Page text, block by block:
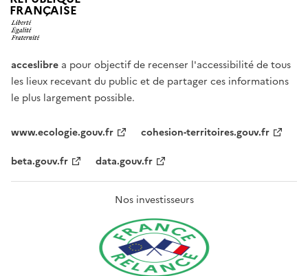
FRANÇAISE
acceslibre a pour objectif de recenser l'accessibilité de tous
les lieux recevant du public et de partager ces informations
le plus largement possible.
www.ecologie.gouv.fr
cohesion-territoires.gouv.fr
beta.gouv.fr
data.gouv.fr
Nos investisseurs